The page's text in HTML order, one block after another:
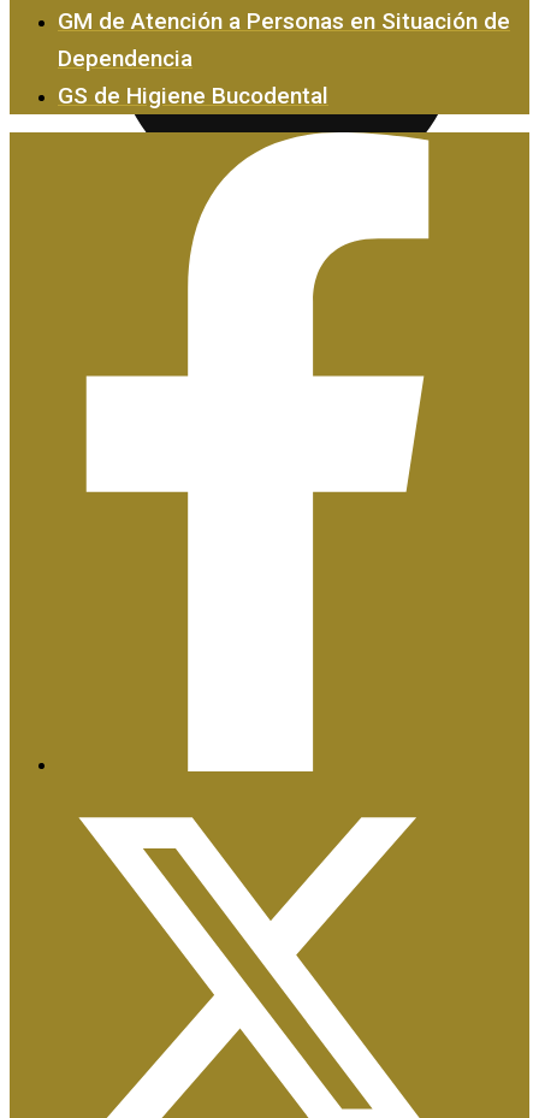
Certificados de Profesionalidad
Certificaciones ISO
GM de Atención a Personas en Situación de
Dependencia
GS de Higiene Bucodental